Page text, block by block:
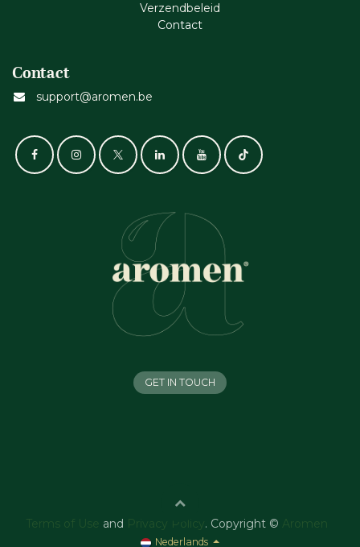
Verzendbeleid
Cont​act
Contact
support@aromen.be
GET IN TOUCH
Terms of Use and Privacy Policy . Copyright © Aromen
Nederlands